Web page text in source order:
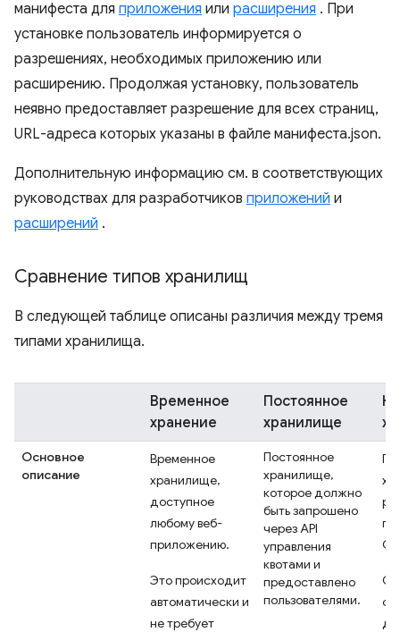
манифеста для приложения или расширения . При
установке пользователь информируется о
разрешениях, необходимых приложению или
расширению. Продолжая установку, пользователь
неявно предоставляет разрешение для всех страниц,
URL-адреса которых указаны в файле манифеста.json.
Дополнительную информацию см. в соответствующих
руководствах для разработчиков приложений и
расширений .
Сравнение типов хранилищ
В следующей таблице описаны различия между тремя
типами хранилища.
Временное
хранение
Постоянное
хранилище
Основное
описание
Временное
хранилище,
доступное
любому веб-
приложению.
Это происходит
автоматически и
не требует
Постоянное
хранилище,
которое должно
быть запрошено
через API
управления
квотами и
предоставлено
пользователями.
Он